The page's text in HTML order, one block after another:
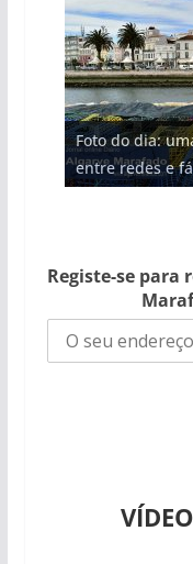
Foto do dia:
entre redes e
Tempestades
arribas em
Tapas do mar
gastronómica
Projeto
milhões de
hotéis (com
Milagre da
Algarve voltam
Registe-se para